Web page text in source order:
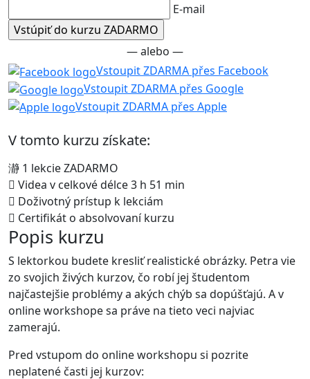
E-mail
— alebo —
Vstoupit ZDARMA přes Facebook
Vstoupit ZDARMA přes Google
Vstoupit ZDARMA přes Apple
V tomto kurzu získate:
1 lekcie ZADARMO
Videa v celkové délce 3 h 51 min
Doživotný prístup k lekciám
Certifikát o absolvovaní kurzu
Popis kurzu
S lektorkou budete kresliť realistické obrázky. Petra vie
zo svojich živých kurzov, čo robí jej študentom
najčastejšie problémy a akých chýb sa dopúšťajú. A v
online workshope sa práve na tieto veci najviac
zamerajú.
Pred vstupom do online workshopu si pozrite
neplatené časti jej kurzov: